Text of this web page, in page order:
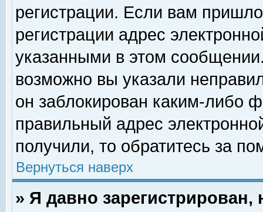
регистрации. Если вам
регистрации адрес
указанными в этом
возможно вы указали
он заблокирован каким-либо
правильный адрес
получили, то обратитесь за
Вернуться наверх
» Я давно